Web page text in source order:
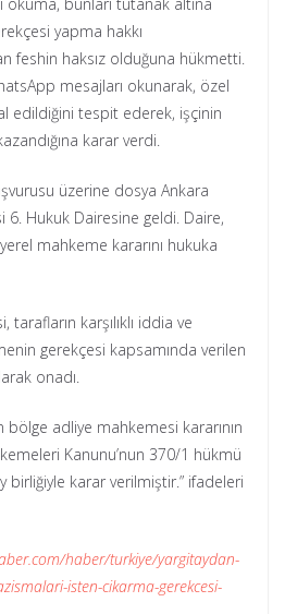
yapma hakkı
feshin haksız olduğuna hükmetti.
mesajları okunarak, özel
edildiğini tespit ederek, işçinin
karar verdi.
üzerine dosya Ankara
6. Hukuk Dairesine geldi. Daire,
mahkeme kararını hukuka
tarafların karşılıklı iddia ve
gerekçesi kapsamında verilen
onadı.
bölge adliye mahkemesi kararının
Kanunu’nun 370/1 hükmü
birliğiyle karar verilmiştir.” ifadeleri
haber/turkiye/yargitaydan-
isten-cikarma-gerekcesi-